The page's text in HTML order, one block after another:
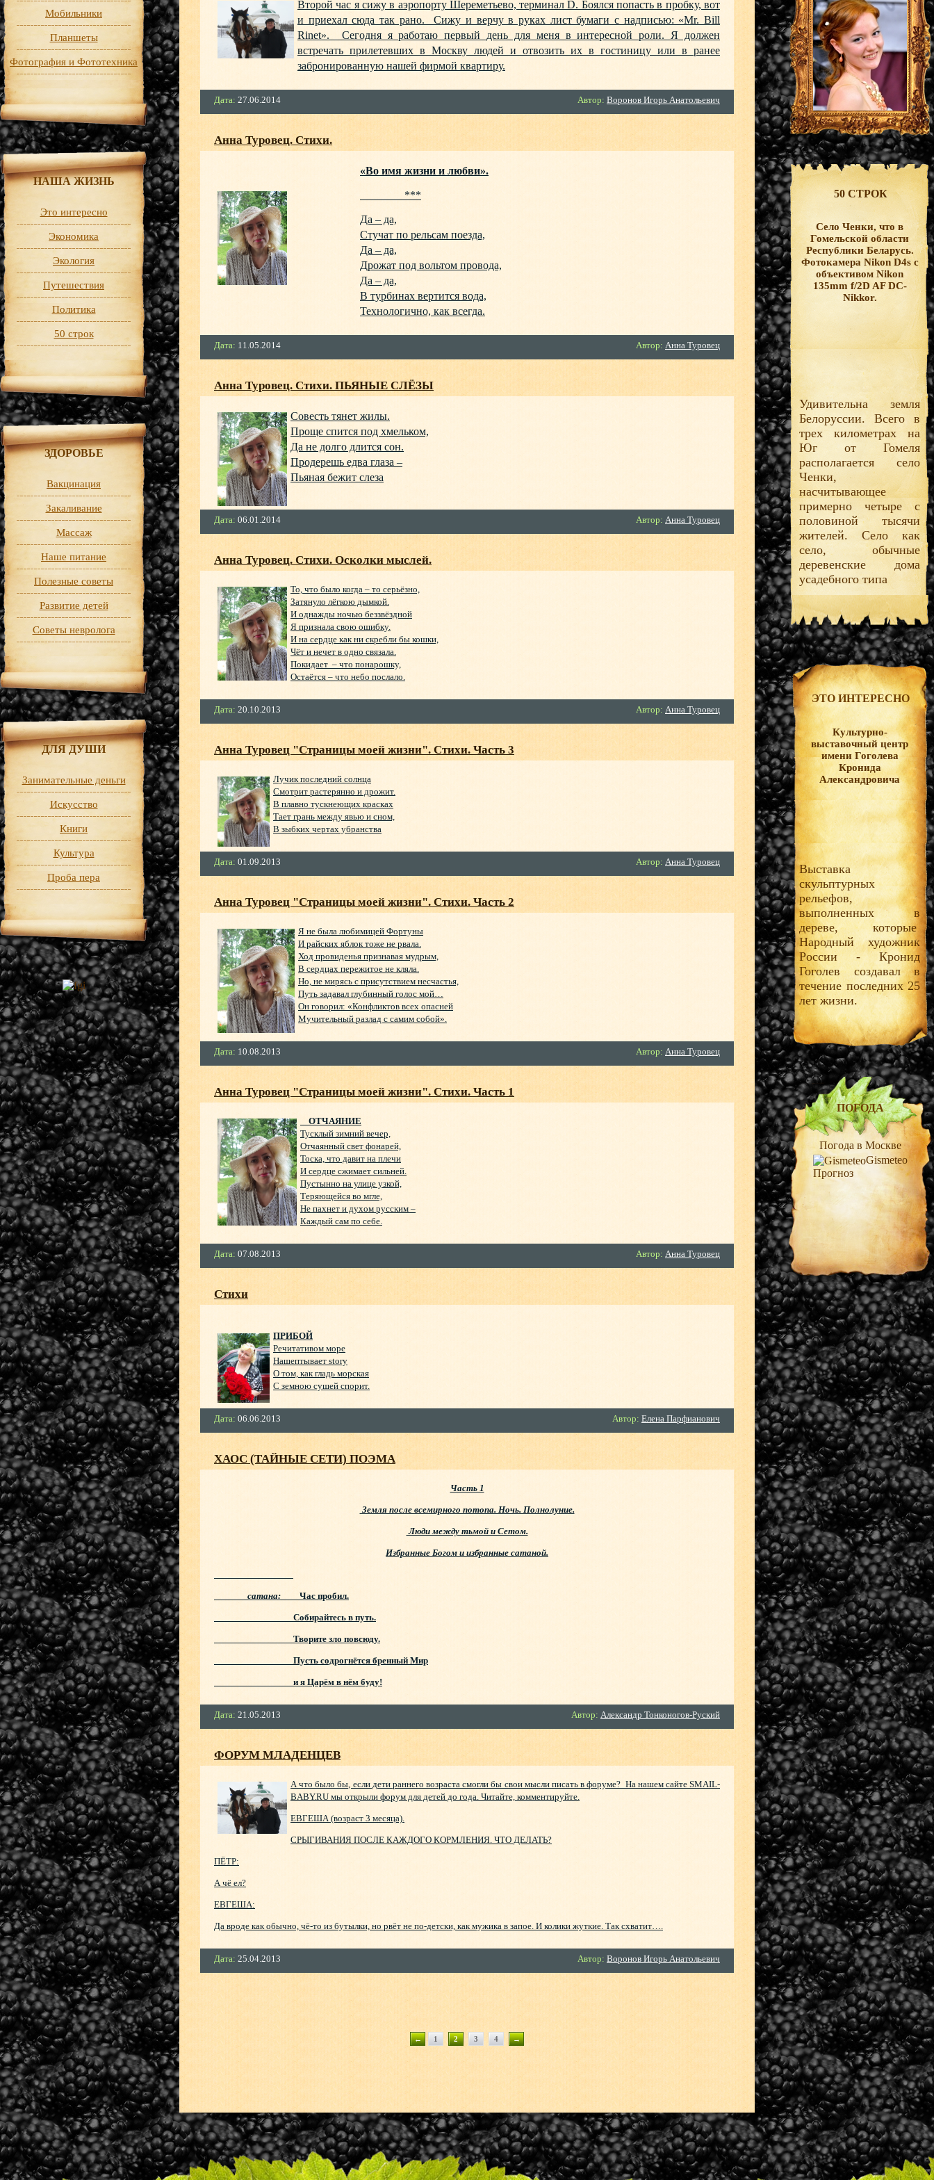
Мобильники
Планшеты
Фотография и Фототехника
НАША ЖИЗНЬ
Это интересно
Экономика
Экология
Путешествия
Политика
50 строк
ЗДОРОВЬЕ
Вакцинация
Закаливание
Массаж
Наше питание
Полезные советы
Развитие детей
Советы невролога
ДЛЯ ДУШИ
Занимательные деньги
Искусство
Книги
Культура
Проба пера
Второй час я сижу в аэропорту Шереметьево, терминал D. Боялся попасть в пробку, вот
и приехал сюда так рано. Сижу и верчу в руках лист бумаги с надписью: «Mr. Bill
Rinet». Сегодня я работаю первый день для меня в интересной роли. Я должен
встречать прилетевших в Москву людей и отвозить их в гостиницу или в ранее
забронированную нашей фирмой квартиру.
Дата: 27.06.2014 Автор: Воронов Игорь Анатольевич
Анна Туровец. Стихи.
«Во имя жизни и любви».
***
Да – да,
Стучат по рельсам поезда,
Да – да,
Дрожат под вольтом провода,
Да – да,
В турбинах вертится вода,
Технологично, как всегда.
Дата: 11.05.2014 Автор: Анна Туровец
Анна Туровец. Стихи. ПЬЯНЫЕ СЛЁЗЫ
Совесть тянет жилы.
Проще спится под хмельком,
Да не долго длится сон.
Продерешь едва глаза –
Пьяная бежит слеза
Дата: 06.01.2014 Автор: Анна Туровец
Анна Туровец. Стихи. Осколки мыслей.
То, что было когда – то серьёзно,
Затянуло лёгкою дымкой.
И однажды ночью беззвёздной
Я признала свою ошибку.
И на сердце как ни скребли бы кошки,
Чёт и нечет в одно связала.
Покидает – что понарошку,
Остаётся – что небо послало.
Дата: 20.10.2013 Автор: Анна Туровец
Анна Туровец "Страницы моей жизни". Стихи. Часть 3
Лучик последний солнца
Смотрит растерянно и дрожит.
В плавно тускнеющих красках
Тает грань между явью и сном,
В зыбких чертах убранства
Дата: 01.09.2013 Автор: Анна Туровец
Анна Туровец "Страницы моей жизни". Стихи. Часть 2
Я не была любимицей Фортуны
И райских яблок тоже не рвала.
Ход провиденья признавая мудрым,
В сердцах пережитое не кляла.
Но, не мирясь с присутствием несчастья,
Путь задавал глубинный голос мой…
Он говорил: «Конфликтов всех опасней
Мучительный разлад с самим собой».
Дата: 10.08.2013 Автор: Анна Туровец
Анна Туровец "Страницы моей жизни". Стихи. Часть 1
ОТЧАЯНИЕ
Тусклый зимний вечер,
Отчаянный свет фонарей,
Тоска, что давит на плечи
И сердце сжимает сильней.
Пустынно на улице узкой,
Теряющейся во мгле,
Не пахнет и духом русским –
Каждый сам по себе.
Дата: 07.08.2013 Автор: Анна Туровец
Стихи
ПРИБОЙ
Речитативом море
Нашептывает story
О том, как гладь морская
С земною сушей спорит.
Дата: 06.06.2013 Автор: Елена Парфианович
ХАОС (ТАЙНЫЕ СЕТИ) ПОЭМА
Часть 1
Земля после всемирного потопа. Ночь. Полнолуние.
Люди между тьмой и Сетом.
Избранные Богом и избранные сатаной.
сатана: Час пробил.
Собирайтесь в путь.
Творите зло повсюду.
Пусть содрогнётся бренный Мир
и я Царём в нём буду!
Дата: 21.05.2013 Автор: Александр Тонконогов-Руский
ФОРУМ МЛАДЕНЦЕВ
А что было бы, если дети раннего возраста смогли бы свои мысли писать в форуме? На нашем сайте SMAIL-
BABY.RU мы открыли форум для детей до года. Читайте, комментируйте.
ЕВГЕША (возраст 3 месяца).
СРЫГИВАНИЯ ПОСЛЕ КАЖДОГО КОРМЛЕНИЯ. ЧТО ДЕЛАТЬ?
ПЁТР:
А чё ел?
ЕВГЕША:
Да вроде как обычно, чё-то из бутылки, но рвёт не по-детски, как мужика в запое. И колики жуткие. Так схватит….
Дата: 25.04.2013 Автор: Воронов Игорь Анатольевич
← 1 2 3 4 →
50 СТРОК
Село Ченки, что в
Гомельской области
Республики Беларусь.
Фотокамера Nikon D4s с
объективом Nikon
135mm f/2D AF DC-
Nikkor.
Удивительна земля
Белоруссии. Всего в
трех километрах на
Юг от Гомеля
располагается село
Ченки,
насчитывающее
примерно четыре с
половиной тысячи
жителей. Село как
село, обычные
деревенские дома
усадебного типа
ЭТО ИНТЕРЕСНО
Культурно-
выставочный центр
имени Гоголева
Кронида
Александровича
Выставка
скульптурных
рельефов,
выполненных в
дереве, которые
Народный художник
России - Кронид
Гоголев создавал в
течение последних 25
лет жизни.
ПОГОДА
Погода в Москве
Gismeteo
Прогноз